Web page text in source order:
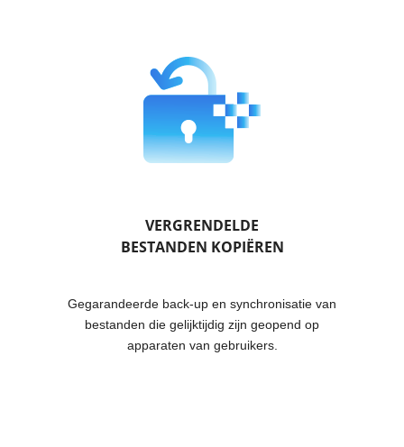
VERGRENDELDE
BESTANDEN KOPIËREN
Gegarandeerde back-up en synchronisatie van
bestanden die gelijktijdig zijn geopend op
apparaten van gebruikers.